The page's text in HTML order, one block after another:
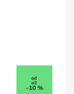
od
až
–10 %